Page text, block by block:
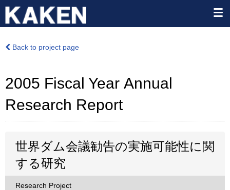
Back to project page
2005 Fiscal Year Annual
Research Report
世界ダム会議勧告の実施可能性に関
する研究
Research Project